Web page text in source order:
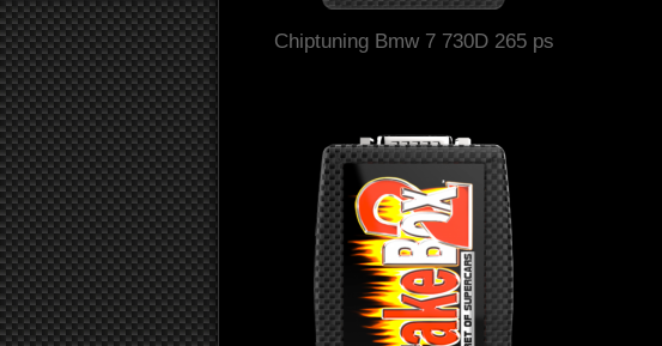
Chiptuning Bmw 7 730D 265 ps